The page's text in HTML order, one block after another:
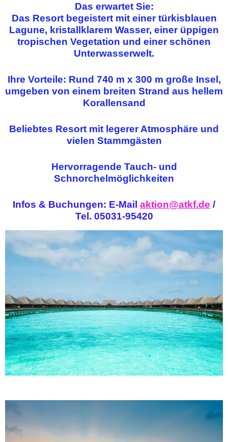
Das erwartet Sie:
Das Resort begeistert mit einer türkisblauen
Lagune, kristallklarem Wasser, einer üppigen
tropischen Vegetation und einer schönen
Unterwasserwelt.
Ihre Vorteile: Rund 740 m x 300 m große Insel,
umgeben von einem breiten Strand aus hellem
Korallensand
Beliebtes Resort mit legerer Atmosphäre und
vielen Stammgästen
Hervorragende Tauch- und
Schnorchelmöglichkeiten
Infos & Buchungen: E-Mail aktion@atkf.de /
Tel. 05031-95420